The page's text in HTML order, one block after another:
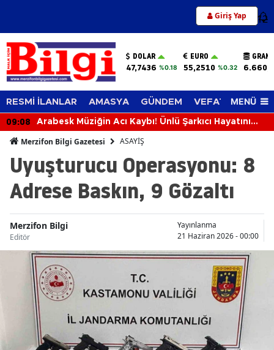
Giriş Yap 12
DOLAR
47,7436 %0.18
EURO
55,2510 %0.32
RESMİ İLANLAR AMASYA GÜNDEM VEFAT EDENLER
MENÜ
09:08
Arabesk Müziğin Acı Kaybı! Ünlü Şarkıcı Hayatını
Merzifon Bilgi Gazetesi ASAYİŞ
Uyuşturucu Operasyonu: 8
Adrese Baskın, 9 Gözaltı
Merzifon Bilgi
Editör
Yayınlanma
21 Haziran 2026 - 00:00